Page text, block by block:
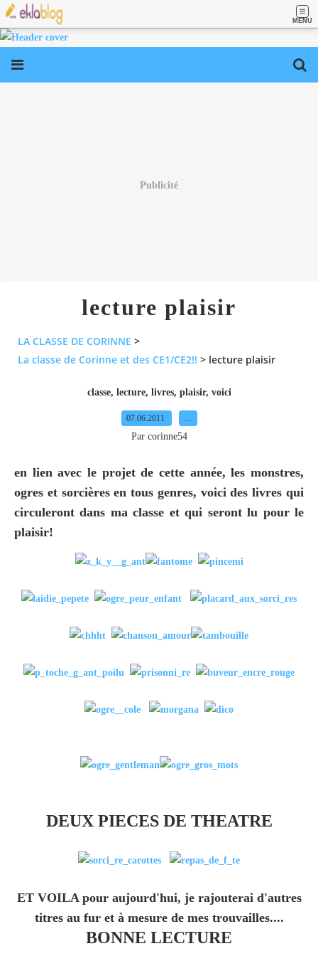
MENU
Publicité
lecture plaisir
LA CLASSE DE CORINNE >
La classe de Corinne et des CE1/CE2!! > lecture plaisir
classe, lecture, livres, plaisir, voici
07.06.2011
Par corinne54
en lien avec le projet de cette année, les monstres,
ogres et sorcières en tous genres, voici des livres qui
circuleront dans ma classe et qui seront lu pour le
plaisir!
DEUX PIECES DE THEATRE
ET VOILA pour aujourd'hui, je rajouterai d'autres
titres au fur et à mesure de mes trouvailles....
BONNE LECTURE